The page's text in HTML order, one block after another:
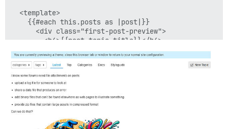
  <template>
    {{#each this.posts as |post|}}
      <div class="first-post-preview">
        <h4>{{post.topic_title}}</h4>
        {{{post.cooked}}}
      </div>
    {{/each}}
  </template>;
}
export default apiInitializer((api) => {
api.renderInOutlet("discovery-list-container-top",